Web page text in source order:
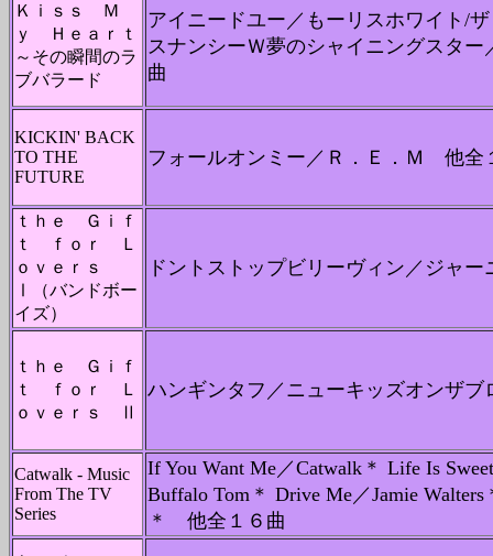
Ｋｉｓｓ Ｍ
ｙ Ｈｅａｒｔ
～その瞬間のラ
ブバラード
アイニードユー／もーリスホワイト/
スナンシーＷ夢のシャイニングスタ
曲
KICKIN' BACK
TO THE
FUTURE
フォールオンミー／Ｒ．Ｅ．Ｍ 他全
ｔｈｅ Ｇｉｆ
ｔ ｆｏｒ Ｌ
ｏｖｅｒｓ
Ⅰ（バンドボー
イズ）
ドントストップビリーヴィン／ジャ
ｔｈｅ Ｇｉｆ
ｔ ｆｏｒ Ｌ
ｏｖｅｒｓ Ⅱ
ハンギンタフ／ニューキッズオンザ
Catwalk - Music
From The TV
Series
If You Want Me／Catwalk＊ Life Is
Buffalo Tom＊ Drive Me／Jamie
＊ 他全１６曲